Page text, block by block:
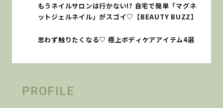
もうネイルサロンは行かない!? 自宅で簡単「マグネ
ットジェルネイル」がスゴイ♡【BEAUTY BUZZ】
思わず触りたくなる♡ 極上ボディケアアイテム4選
PROFILE